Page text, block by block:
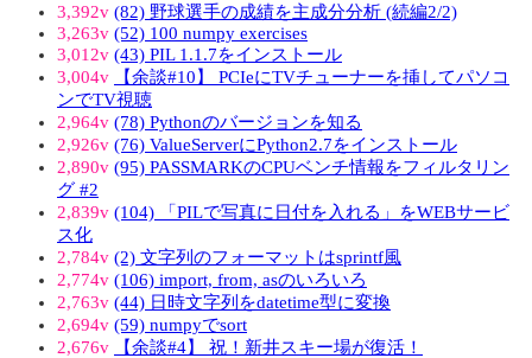
3,392v (82) 野球選手の成績を主成分分析 (続編2/2)
3,263v (52) 100 numpy exercises
3,012v (43) PIL 1.1.7をインストール
3,004v
【余談#10】 PCIeにTVチューナーを挿してパソコ
ンでTV視聴
2,964v (78) Pythonのバージョンを知る
2,926v (76) ValueServerにPython2.7をインストール
2,890v (95) PASSMARKのCPUベンチ情報をフィルタリン
グ #2
2,839v (104) 「PILで写真に日付を入れる」をWEBサービ
ス化
2,784v (2) 文字列のフォーマットはsprintf風
2,774v (106) import, from, asのいろいろ
2,763v (44) 日時文字列をdatetime型に変換
2,694v (59) numpyでsort
2,676v
【余談#4】 祝！新井スキー場が復活！